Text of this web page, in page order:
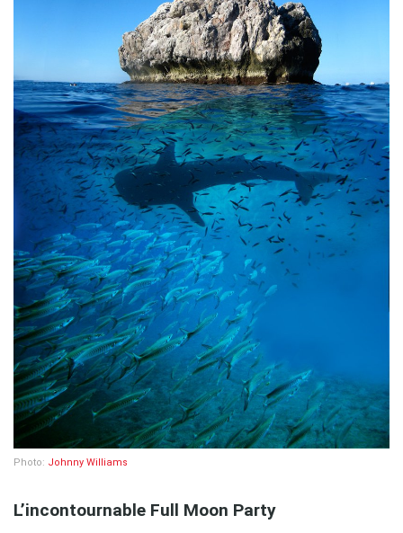
Photo: Johnny Williams
L’incontournable Full Moon Party